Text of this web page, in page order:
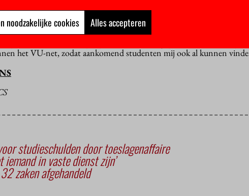
studenten snel de weg te vinden naar haar kantoor. “Als ze een
door hun studiebegeleider naar mij doorverwezen. Wanneer je op de
je bovendien direct bij mij uit. Het is belangrijk dat ik zo makkelijk te
het VU-net, zodat aankomend studenten mij ook al kunnen
studieschulden door toeslagenaffaire
iemand in vaste dienst zijn’
zaken afgehandeld
noodzakelijke cookies Alles accepteren